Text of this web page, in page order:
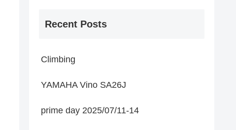
Recent Posts
Climbing
YAMAHA Vino SA26J
prime day 2025/07/11-14